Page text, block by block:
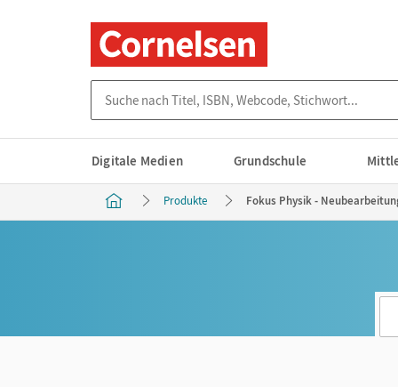
Digitale Medien Grundschule
Produkte Fokus Physik -